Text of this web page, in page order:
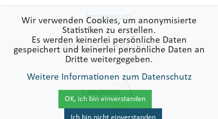
Wir verwenden Cookies, um anonymisierte
Statistiken zu erstellen.
Es werden keinerlei persönliche Daten
gespeichert und keinerlei persönliche Daten an
Dritte weitergegeben.
Weitere Informationen zum Datenschutz
OK, ich bin einverstanden
Impressum
LANDKREIS BAMBERG